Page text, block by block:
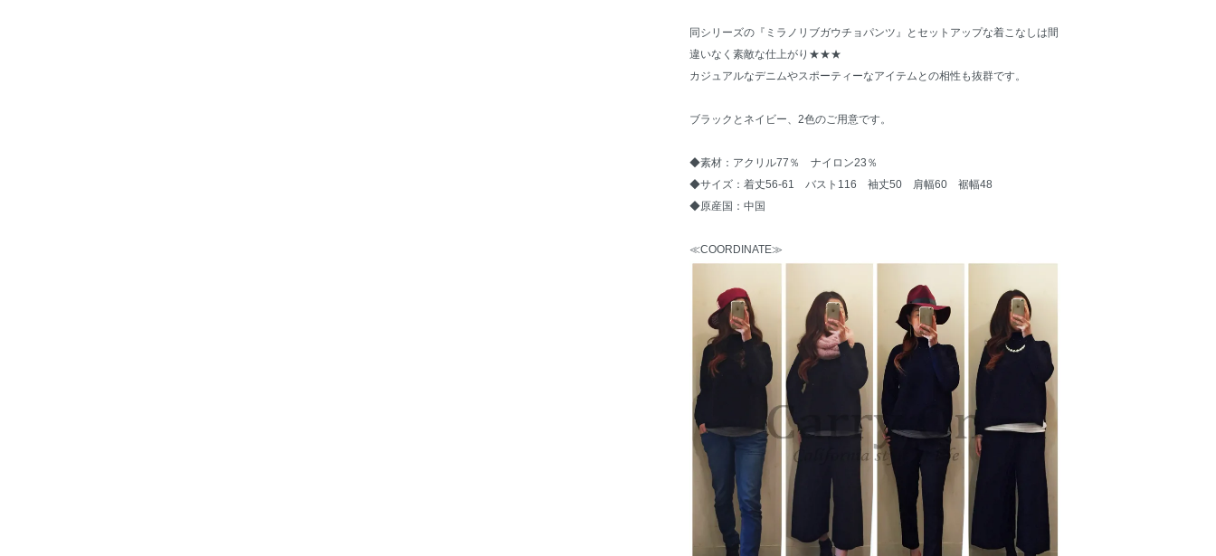
同シリーズの『 ミラノリブガウチョパンツ』とセットアップな着こなしは間
違いなく素敵な仕上がり★★★
カジュアルなデニムやスポーティーなアイテムとの相性も抜群です。
ブラックとネイビー、2色のご用意です。
◆素材：アクリル77％ ナイロン23％
◆サイズ：着丈56-61 バスト116 袖丈50 肩幅60 裾幅48
◆原産国：中国
≪COORDINATE≫